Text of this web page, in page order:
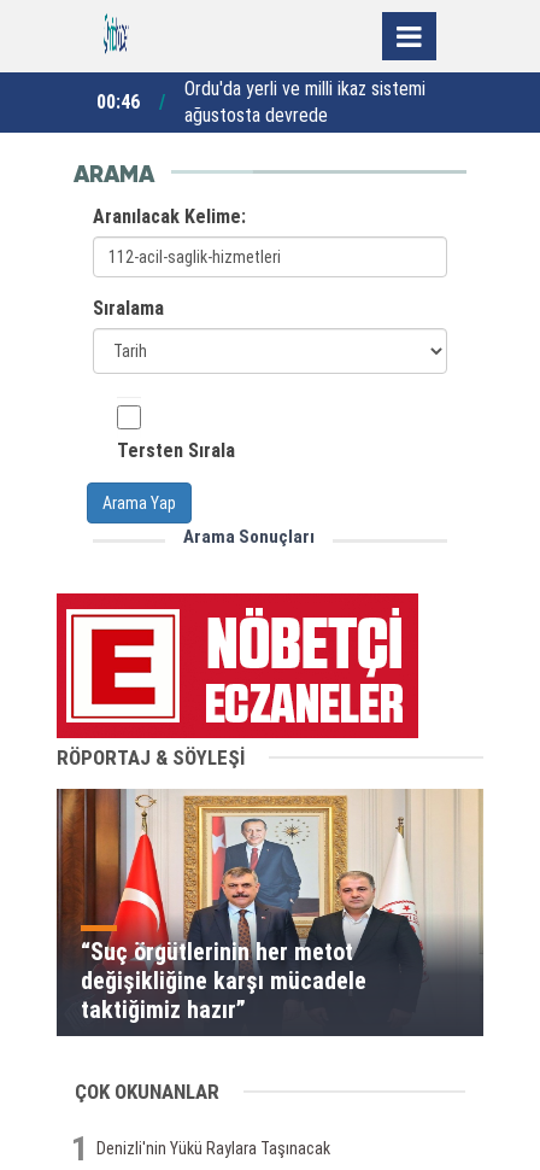
00:46
Ordu'da yerli ve milli ikaz sistemi
ağustosta devrede
ARAMA
Aranılacak Kelime:
Sıralama
Tersten Sırala
Arama Yap
Arama Sonuçları
RÖPORTAJ & SÖYLEŞİ
“Suç örgütlerinin her metot
değişikliğine karşı mücadele
taktiğimiz hazır”
ÇOK OKUNANLAR
1 Denizli'nin Yükü Raylara Taşınacak